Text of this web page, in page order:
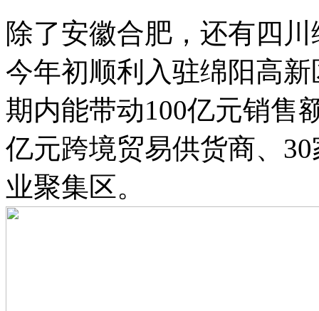
除了安徽合肥，还有四
今年初顺利入驻绵阳高
期内能带动100亿元销售
亿元跨境贸易供货商、
业聚集区。